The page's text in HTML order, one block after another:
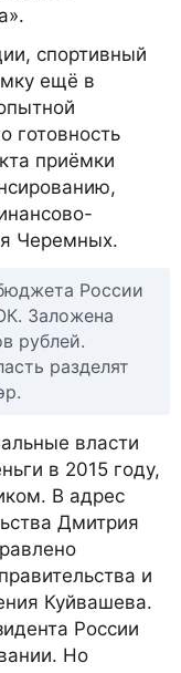
спортивный
ещё в
готовность
приёмки
Черемных.
России
Заложена
рублей.
разделят
власти
в 2015 году,
В адрес
Дмитрия
и
Куйвашева.
России
Но